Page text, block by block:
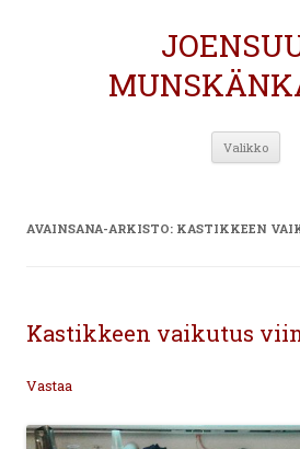
Valikko
AVAINSANA-ARKISTO: KASTIKKEEN
Kastikkeen vaikutus
Vastaa